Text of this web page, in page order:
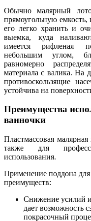
Обычно малярный
прямоугольную емкость,
его легко хранить и
выемка, куда
имеется рифленая
небольшим углом,
равномерно
материала с валика. На
противоскользящие
устойчива на
Преимущества
ванночки
Пластмассовая
также для
использования.
Применение поддона для
преимуществ:
Снижение усилий
дает возможность
покрасочный